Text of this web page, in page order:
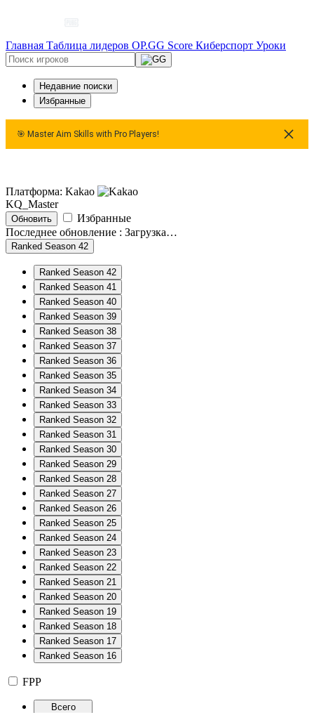
Главная Таблица лидеров OP.GG Score Киберспорт Уроки
Недавние поиски
Избранные
🎯 Master Aim Skills with Pro Players!
Платформа: Kakao
KQ_Master
Обновить
Избранные
Последнее обновление : Загрузка…
Ranked Season 42
Ranked Season 42
Ranked Season 41
Ranked Season 40
Ranked Season 39
Ranked Season 38
Ranked Season 37
Ranked Season 36
Ranked Season 35
Ranked Season 34
Ranked Season 33
Ranked Season 32
Ranked Season 31
Ranked Season 30
Ranked Season 29
Ranked Season 28
Ranked Season 27
Ranked Season 26
Ranked Season 25
Ranked Season 24
Ranked Season 23
Ranked Season 22
Ranked Season 21
Ranked Season 20
Ranked Season 19
Ranked Season 18
Ranked Season 17
Ranked Season 16
FPP
Всего